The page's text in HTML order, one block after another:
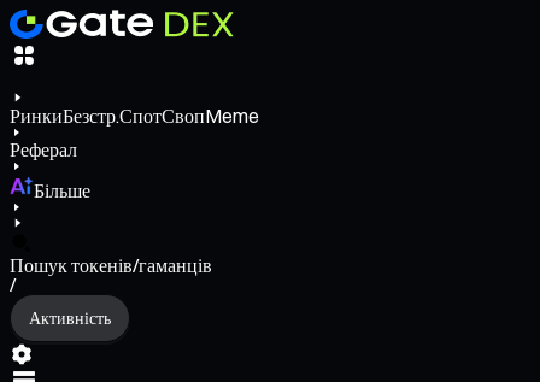
РинкиБезстр.СпотСвопMeme
Реферал
Більше
Пошук токенів/гаманців
/
Активність